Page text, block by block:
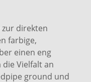
direkten
farbige,
einen eng
Vielfalt an
ground und